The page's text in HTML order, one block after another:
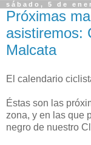
sábado, 5 de
Próximas
asistiremos:
Malcata
El calendario
Éstas son las
zona, y en las que
negro de nuestro